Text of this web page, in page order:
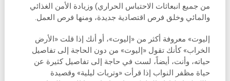
من جميع انبعاثات الاحتباس الحراري) وزيادة الأمن الغذائي
والمائي وخلق فرص اقتصادية جديدة، ومنها فرص العمل.
إليوت» معروفة أكثر من «إليوت»، أو أنك إذا قلت «الأرض
الخراب» كأنك تقول «إليوت» من دون الحاجة إلى تفاصيل
حياته، وأنت، أيضاً، لست في حاجة إلى تفاصيل كثيرة عن
حياة مظفر النواب إذا قرأت «وتريات ليلية» وقصيدة